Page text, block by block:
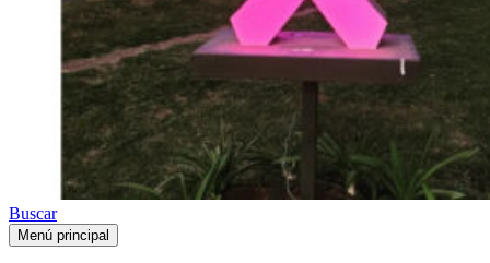
Buscar
Menú principal